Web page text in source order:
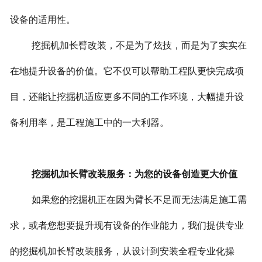
设备的适用性。
挖掘机加长臂改装，不是为了炫技，而是为了实实在
在地提升设备的价值。它不仅可以帮助工程队更快完成项
目，还能让挖掘机适应更多不同的工作环境，大幅提升设
备利用率，是工程施工中的一大利器。
挖掘机加长臂改装服务：为您的设备创造更大价值
如果您的挖掘机正在因为臂长不足而无法满足施工需
求，或者您想要提升现有设备的作业能力，我们提供专业
的挖掘机加长臂改装服务，从设计到安装全程专业化操